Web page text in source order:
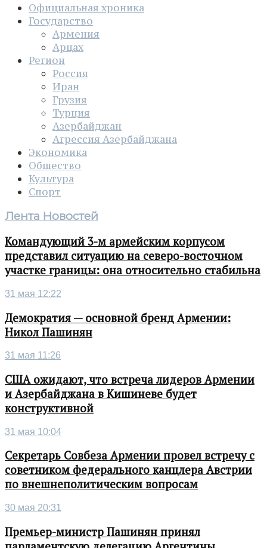
Официальная хроника
Государство
Армения
Арцах
Регион
Россия
Иран
Грузия
Турция
Азербайджан
Агрессия Азербайджана
Экономика
Общество
Культура
Спорт
Лента Новостей
Командующий 3-м армейским корпусом
представил ситуацию на северо-восточном
участке границы: она относительно стабильна
31 мая 12:22
Демократия — основной бренд Армении:
Никол Пашинян
31 мая 11:26
США ожидают, что встреча лидеров Армении
и Азербайджана в Кишиневе будет
конструктивной
31 мая 10:04
Секретарь Совбеза Армении провел встречу с
советником федерального канцлера Австрии
по внешнеполитическим вопросам
30 мая 20:31
Премьер-министр Пашинян принял